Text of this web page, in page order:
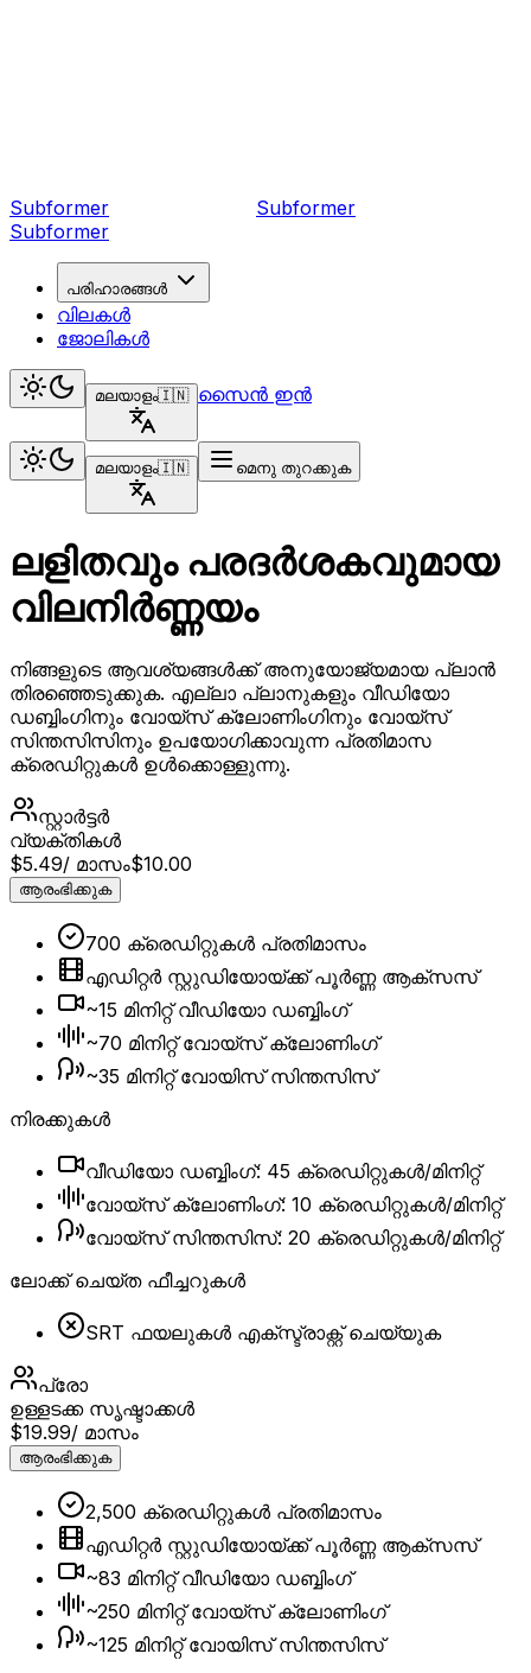
Subformer Subformer
Subformer
പരിഹാരങ്ങൾ
വിലകൾ
ജോലികൾ
മലയാളം🇮🇳 സൈൻ ഇൻ
മലയാളം🇮🇳 മെനു തുറക്കുക
ലളിതവും പരദർശകവുമായ
വിലനിർണ്ണയം
നിങ്ങളുടെ ആവശ്യങ്ങൾക്ക് അനുയോജ്യമായ പ്ലാൻ
തിരഞ്ഞെടുക്കുക. എല്ലാ പ്ലാനുകളും വീഡിയോ
ഡബ്ബിംഗിനും വോയ്സ് ക്ലോണിംഗിനും വോയ്സ്
സിന്തസിസിനും ഉപയോഗിക്കാവുന്ന പ്രതിമാസ
ക്രെഡിറ്റുകൾ ഉൾക്കൊള്ളുന്നു.
സ്റ്റാർട്ടർ
വ്യക്തികൾ
$5.49/ മാസം$10.00
ആരംഭിക്കുക
700 ക്രെഡിറ്റുകൾ പ്രതിമാസം
എഡിറ്റർ സ്റ്റുഡിയോയ്ക്ക് പൂർണ്ണ ആക്‌സസ്
~15 മിനിറ്റ് വീഡിയോ ഡബ്ബിംഗ്
~70 മിനിറ്റ് വോയ്സ് ക്ലോണിംഗ്
~35 മിനിറ്റ് വോയിസ് സിന്തസിസ്
നിരക്കുകൾ
വീഡിയോ ഡബ്ബിംഗ്: 45 ക്രെഡിറ്റുകൾ/മിനിറ്റ്
വോയ്‌സ് ക്ലോണിംഗ്: 10 ക്രെഡിറ്റുകൾ/മിനിറ്റ്
വോയ്‌സ് സിന്തസിസ്: 20 ക്രെഡിറ്റുകൾ/മിനിറ്റ്
ലോക്ക് ചെയ്ത ഫീച്ചറുകൾ
SRT ഫയലുകൾ എക്സ്ട്രാക്റ്റ് ചെയ്യുക
പ്രോ
ഉള്ളടക്ക സൃഷ്ടാക്കൾ
$19.99/ മാസം
ആരംഭിക്കുക
2,500 ക്രെഡിറ്റുകൾ പ്രതിമാസം
എഡിറ്റർ സ്റ്റുഡിയോയ്ക്ക് പൂർണ്ണ ആക്‌സസ്
~83 മിനിറ്റ് വീഡിയോ ഡബ്ബിംഗ്
~250 മിനിറ്റ് വോയ്സ് ക്ലോണിംഗ്
~125 മിനിറ്റ് വോയിസ് സിന്തസിസ്